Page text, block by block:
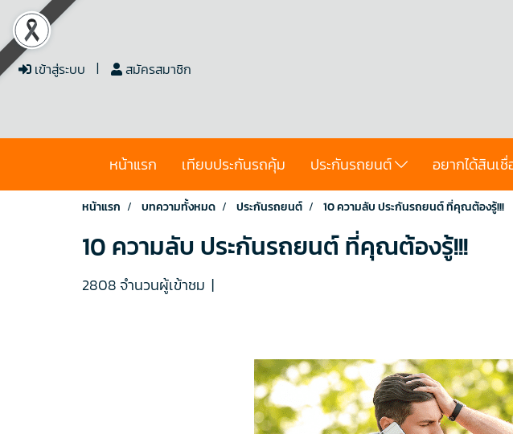
เข้าสู่ระบบ สมัครสมาชิก
หน้าแรก เทียบประกันรถคุ้ม ประกันรถยนต์ อยากได้สินเชื่
หน้าแรก บทความทั้งหมด ประกันรถยนต์ 10 ความลับ ประกันรถยนต์ ที่คุณต้องรู้!!!
10 ความลับ ประกันรถยนต์ ที่คุณต้องรู้!!!
2808 จำนวนผู้เข้าชม |